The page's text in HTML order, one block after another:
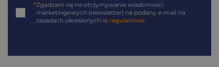
*Zgadzam się na otrzymywanie wiadomości
marketingowych (newsletter) na podany e-mail na
zasadach określonych w regulaminie.